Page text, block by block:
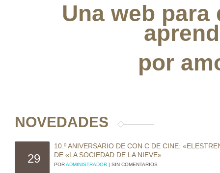
Una web
por
NOVEDADES
29
10.º ANIVERSARIO DE CON C DE CINE:
DE «LA SOCIEDAD DE LA NIEVE»
PORADMINISTRADOR| SIN COMENTARIOS